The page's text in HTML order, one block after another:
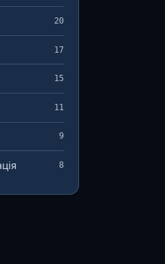
20
17
15
11
9
8